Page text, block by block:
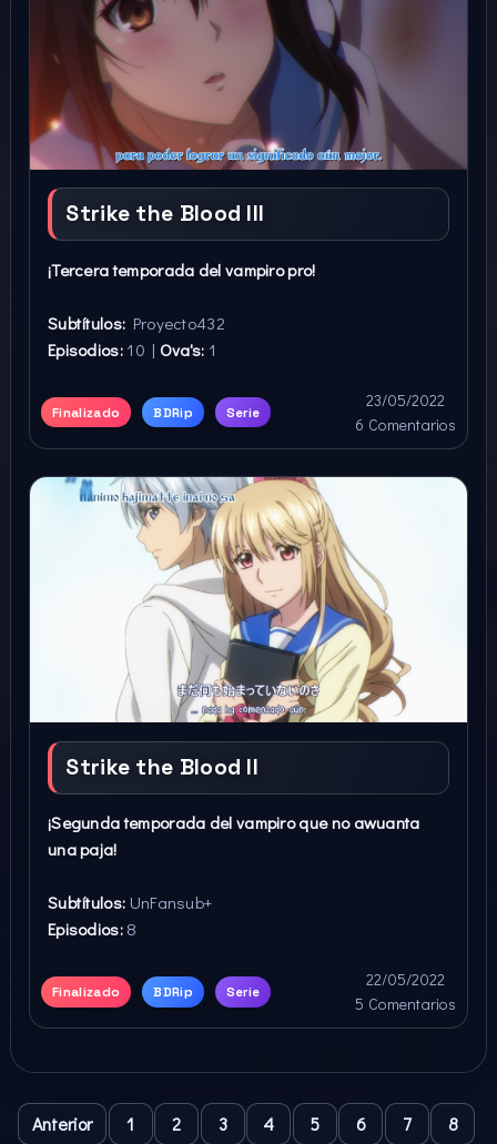
Strike the Blood III
¡Tercera temporada del vampiro pro!
Subtítulos: Proyecto432
Episodios: 10 | Ova's: 1
Finalizado BDRip Serie
23/05/2022
6 Comentarios
Strike the Blood II
¡Segunda temporada del vampiro que no awuanta
una paja!
Subtítulos: UnFansub+
Episodios: 8
Finalizado BDRip Serie
22/05/2022
5 Comentarios
Anterior 1 2 3 4 5 6 7 8